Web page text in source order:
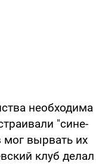
необходима
"сине-
мог вырвать их
клуб